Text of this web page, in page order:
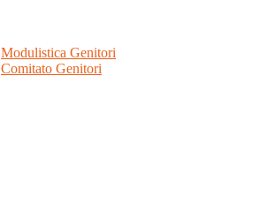
Modulistica Genitori
Comitato Genitori